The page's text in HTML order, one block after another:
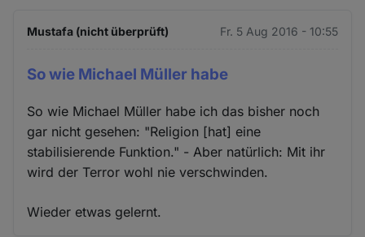
Mustafa (nicht überprüft) Fr. 5 Aug 2016 - 10:55
So wie Michael Müller habe
So wie Michael Müller habe ich das bisher noch
gar nicht gesehen: "Religion [hat] eine
stabilisierende Funktion." - Aber natürlich: Mit ihr
wird der Terror wohl nie verschwinden.
Wieder etwas gelernt.